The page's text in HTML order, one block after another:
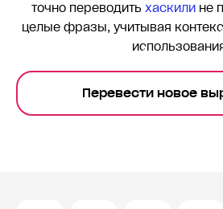
точно переводить хаскилине
целые фразы, учитывая
Перевести новое